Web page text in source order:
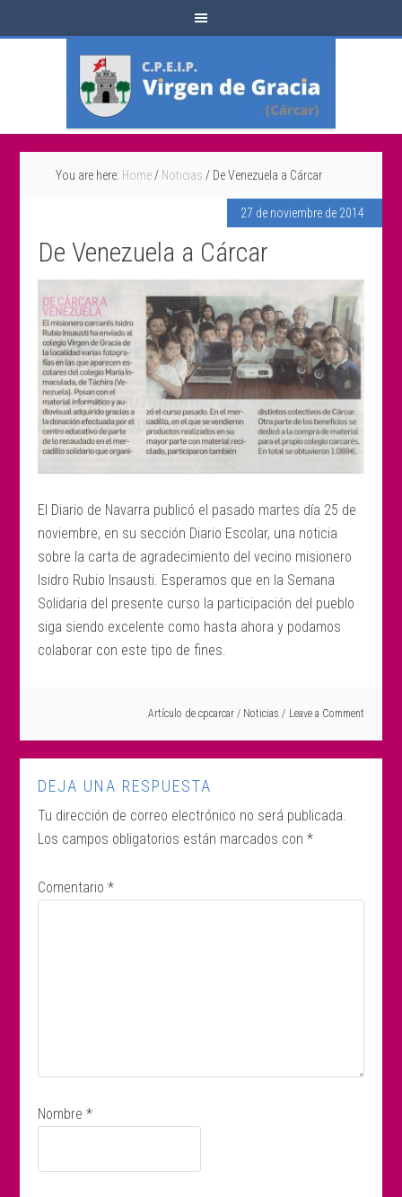
You are here: Home / Noticias / De Venezuela a Cárcar
27 de noviembre de 2014
De Venezuela a Cárcar
El Diario de Navarra publicó el pasado martes día 25 de
noviembre, en su sección Diario Escolar, una noticia
sobre la carta de agradecimiento del vecino misionero
Isidro Rubio Insausti. Esperamos que en la Semana
Solidaria del presente curso la participación del pueblo
siga siendo excelente como hasta ahora y podamos
colaborar con este tipo de fines.
Artículo de cpcarcar / Noticias Leave a Comment
DEJA UNA RESPUESTA
Tu dirección de correo electrónico no será publicada.
Los campos obligatorios están marcados con*
Comentario*
Nombre*